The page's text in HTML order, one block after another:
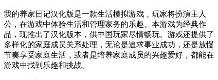
我的养家日记汉化版是一款生活模拟游戏，玩家将扮演主人
公，在游戏中体验生活和管理家务的乐趣。本游戏为经典作
品，现推出了汉化版本，供中国玩家尽情畅玩。游戏还提供了
多样化的家庭成员关系处理，无论是追求事业成功，还是放慢
节奏享受家庭生活，或者是培养家庭成员的兴趣爱好，都能在
游戏中找到乐趣和挑战。